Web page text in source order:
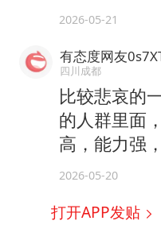
2026-05-21
有态度网友
四川成都
比较悲哀的
的人群里面
高，能力强
2026-05-20
打开APP发贴